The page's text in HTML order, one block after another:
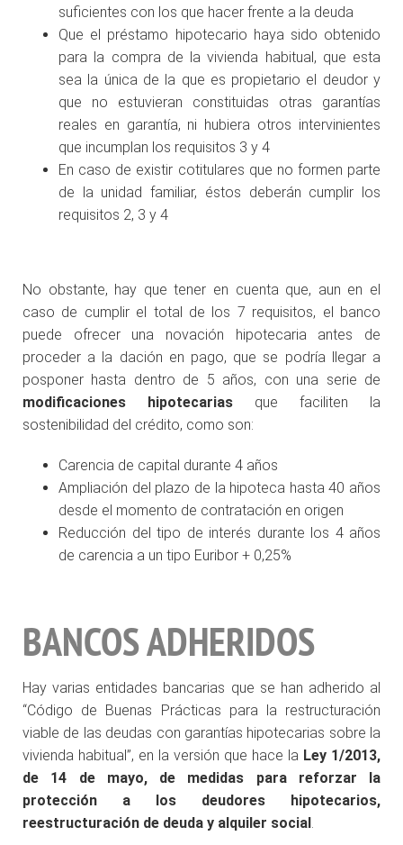
suficientes con los que hacer frente a la deuda
Que el préstamo hipotecario haya sido obtenido
para la compra de la vivienda habitual, que esta
sea la única de la que es propietario el deudor y
que no estuvieran constituidas otras garantías
reales en garantía, ni hubiera otros intervinientes
que incumplan los requisitos 3 y 4
En caso de existir cotitulares que no formen parte
de la unidad familiar, éstos deberán cumplir los
requisitos 2, 3 y 4
No obstante, hay que tener en cuenta que, aun en el
caso de cumplir el total de los 7 requisitos, el banco
puede ofrecer una novación hipotecaria antes de
proceder a la dación en pago, que se podría llegar a
posponer hasta dentro de 5 años, con una serie de
modificaciones hipotecarias que faciliten la
sostenibilidad del crédito, como son:
Carencia de capital durante 4 años
Ampliación del plazo de la hipoteca hasta 40 años
desde el momento de contratación en origen
Reducción del tipo de interés durante los 4 años
de carencia a un tipo Euribor + 0,25%
BANCOS ADHERIDOS
Hay varias entidades bancarias que se han adherido al
“Código de Buenas Prácticas para la restructuración
viable de las deudas con garantías hipotecarias sobre la
vivienda habitual”, en la versión que hace la Ley 1/2013,
de 14 de mayo, de medidas para reforzar la
protección a los deudores hipotecarios,
reestructuración de deuda y alquiler social